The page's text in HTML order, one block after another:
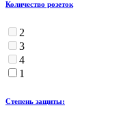
Количество розеток
2
3
4
1
Степень защиты: